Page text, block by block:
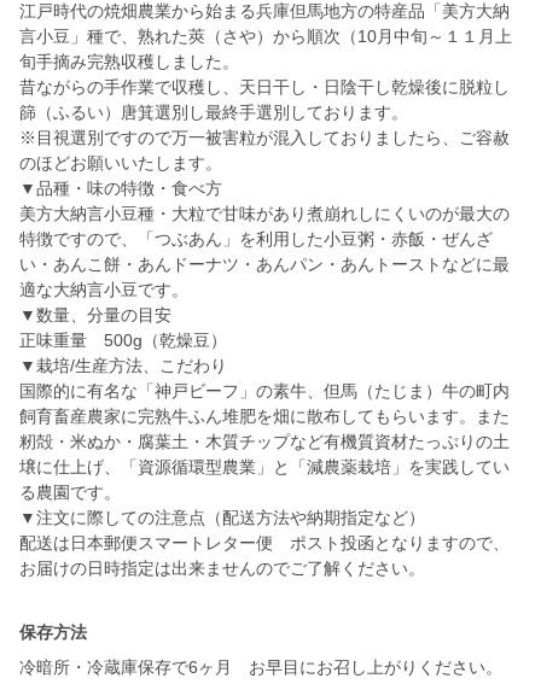
江戸時代の焼畑農業から始まる兵庫但馬地方の特産品「美方大納
言小豆」種で、熟れた莢（さや）から順次（10月中旬～１１月上
旬手摘み完熟収穫しました。
昔ながらの手作業で収穫し、天日干し・日陰干し乾燥後に脱粒し
篩（ふるい）唐箕選別し最終手選別しております。
※目視選別ですので万一被害粒が混入しておりましたら、ご容赦
のほどお願いいたします。
▼品種・味の特徴・食べ方
美方大納言小豆種・大粒で甘味があり煮崩れしにくいのが最大の
特徴ですので、「つぶあん」を利用した小豆粥・赤飯・ぜんざ
い・あんこ餅・あんドーナツ・あんパン・あんトーストなどに最
適な大納言小豆です。
▼数量、分量の目安
正味重量 500g（乾燥豆）
▼栽培/生産方法、こだわり
国際的に有名な「神戸ビーフ」の素牛、但馬（たじま）牛の町内
飼育畜産農家に完熟牛ふん堆肥を畑に散布してもらいます。また
籾殻・米ぬか・腐葉土・木質チップなど有機質資材たっぷりの土
壌に仕上げ、「資源循環型農業」と「減農薬栽培」を実践してい
る農園です。
▼注文に際しての注意点（配送方法や納期指定など）
配送は日本郵便スマートレター便 ポスト投函となりますので、
お届けの日時指定は出来ませんのでご了解ください。
保存方法
冷暗所・冷蔵庫保存で6ヶ月 お早目にお召し上がりください。